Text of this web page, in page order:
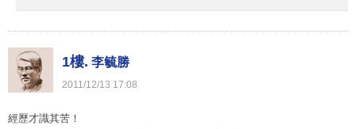
1樓. 李毓勝
2011/12/13 17:08
經歷才識其苦！